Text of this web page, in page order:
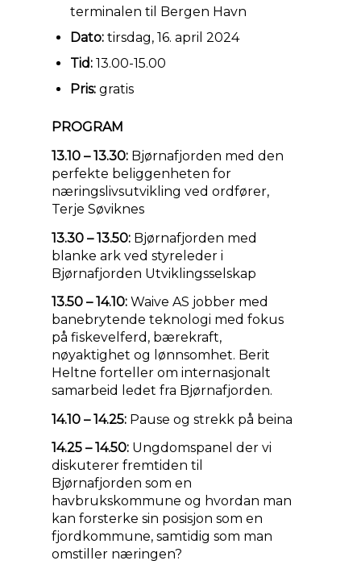
terminalen til Bergen Havn
Dato:tirsdag, 16. april 2024
Tid: 13.00-15.00
Pris: gratis
PROGRAM
13.10 – 13.30: Bjørnafjorden med den
perfekte beliggenheten for
næringslivsutvikling ved ordfører,
Terje Søviknes
13.30 – 13.50: Bjørnafjorden med
blanke ark ved styreleder i
Bjørnafjorden Utviklingsselskap
13.50 – 14.10: Waive AS jobber med
banebrytende teknologi med fokus
på fiskevelferd, bærekraft,
nøyaktighet og lønnsomhet. Berit
Heltne forteller om internasjonalt
samarbeid ledet fra Bjørnafjorden.
14.10 – 14.25: Pause og strekk på beina
14.25 – 14.50: Ungdomspanel der vi
diskuterer fremtiden til
Bjørnafjorden som en
havbrukskommune og hvordan man
kan forsterke sin posisjon som en
fjordkommune, samtidig som man
omstiller næringen?